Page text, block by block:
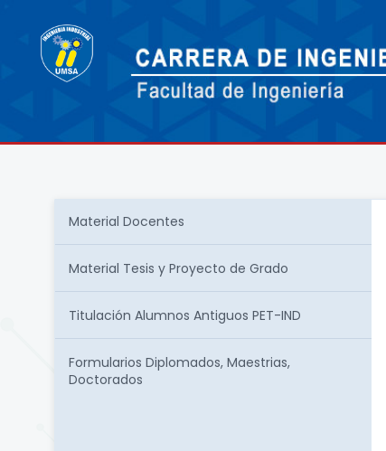
Material Docentes
Material Tesis y Proyecto de Grado
Titulación Alumnos Antiguos PET-IND
Formularios Diplomados, Maestrias,
Doctorados